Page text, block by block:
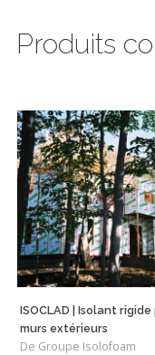
Produits
ISOCLAD | Isolant
murs extérieurs
De Groupe Isolofoam